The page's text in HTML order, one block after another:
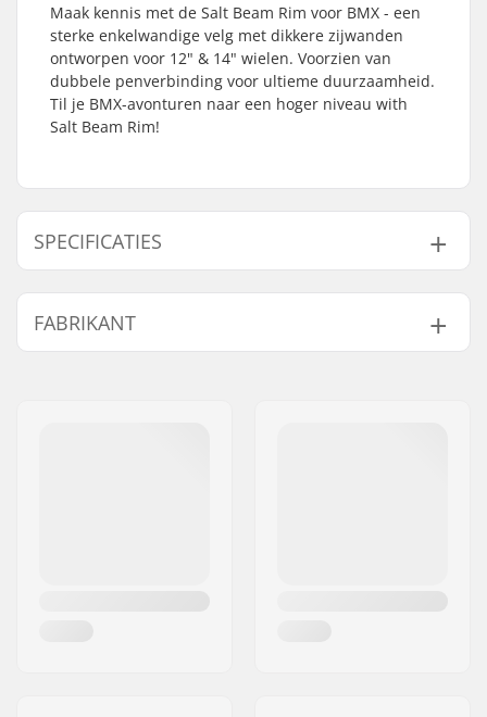
Maak kennis met de Salt Beam Rim voor BMX - een
sterke enkelwandige velg met dikkere zijwanden
ontworpen voor 12" & 14" wielen. Voorzien van
dubbele penverbinding voor ultieme duurzaamheid.
Til je BMX-avonturen naar een hoger niveau with
Salt Beam Rim!
SPECIFICATIES
Velg Materiaal:
6061-T6 alloy
Wieldiameter:
FABRIKANT